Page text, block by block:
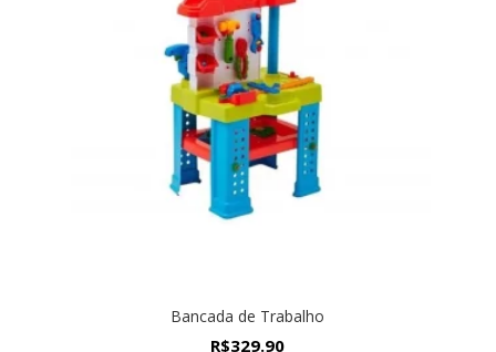
Bancada de Trabalho
R$329.90